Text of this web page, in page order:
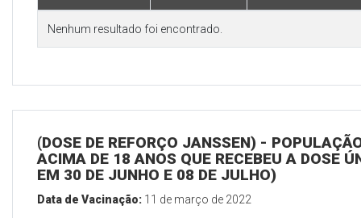
Nenhum resultado foi encontrado.
(DOSE DE REFORÇO JANSSEN) -
ACIMA DE 18 ANOS QUE RECEBEU A DOSE
EM 30 DE JUNHO E 08 DE JULHO)
Data de Vacinação: 11 de março de 2022